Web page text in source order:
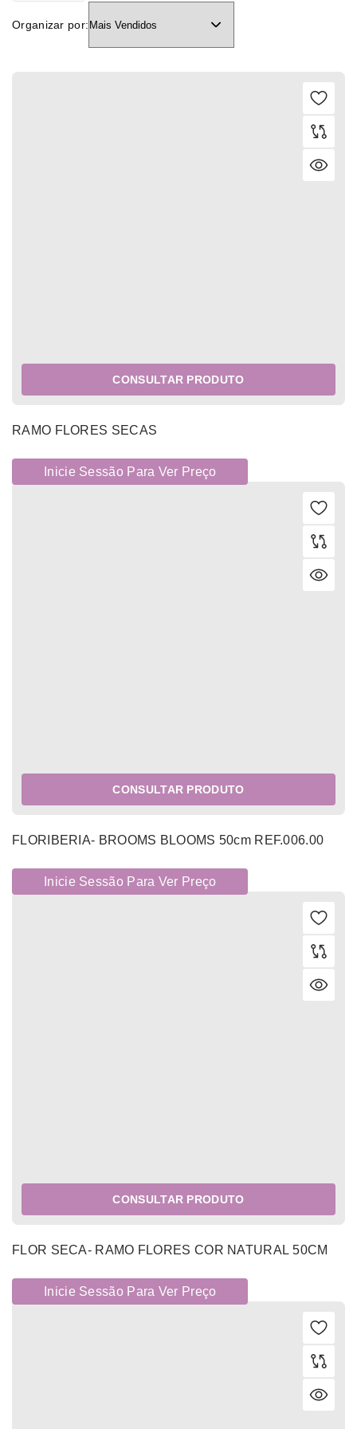
Organizar por:
CONSULTAR PRODUTO
RAMO FLORES SECAS
Inicie Sessão Para Ver Preço
CONSULTAR PRODUTO
FLORIBERIA- BROOMS BLOOMS 50cm REF.006.00
Inicie Sessão Para Ver Preço
CONSULTAR PRODUTO
FLOR SECA- RAMO FLORES COR NATURAL 50CM
Inicie Sessão Para Ver Preço